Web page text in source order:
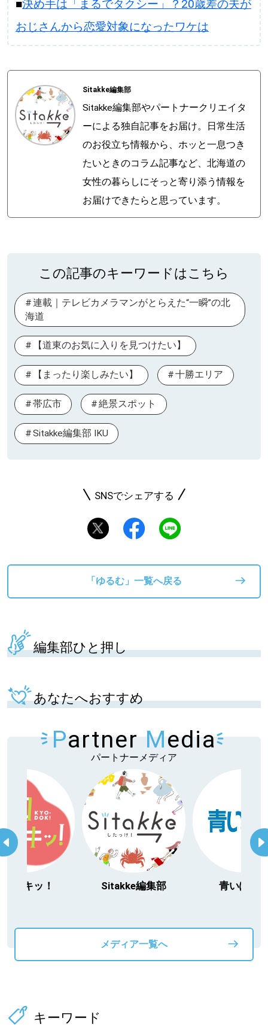
■決め手は「まるでタクシー」？20歳差の夫が
おじさんから恋愛対象になったワケは
Sitakke編集部
Sitakke編集部やパートナークリエイタ
ーによる独自記事をお届け。日常生活
のお役立ち情報から、ホッと一息つき
たいときのコラム記事など、北海道の
女性の暮らしにそっと寄り添う情報を
お届けできたらと思っています。
この記事のキーワードはこちら
連載｜テレビカメラマンがとらえた“一瞬”の北
海道
【道東のお気に入りを見つけたい】
【まったり楽しみたい】 十勝エリア
帯広市 絶景スポット
Sitakke編集部 IKU
SNSでシェアする
「ゆるむ」一覧へ戻る
編集部ひと押し
あなたへおすすめ
Partner Media
パートナーメディア
Sitakke編集部 青いぽすと
「北海道
メディア一覧へ
キーワード